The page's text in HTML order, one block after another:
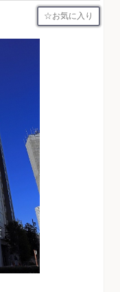
お気に入り